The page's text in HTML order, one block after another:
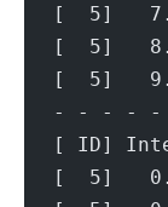
[  5]
[  5]
[  5]
- - - -
[ ID]
[  5]